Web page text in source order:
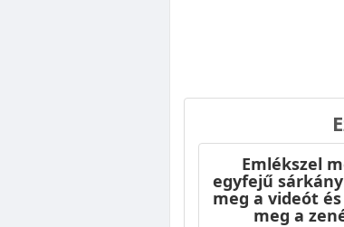
Emlékszel
egyfejű
meg a videót
meg a